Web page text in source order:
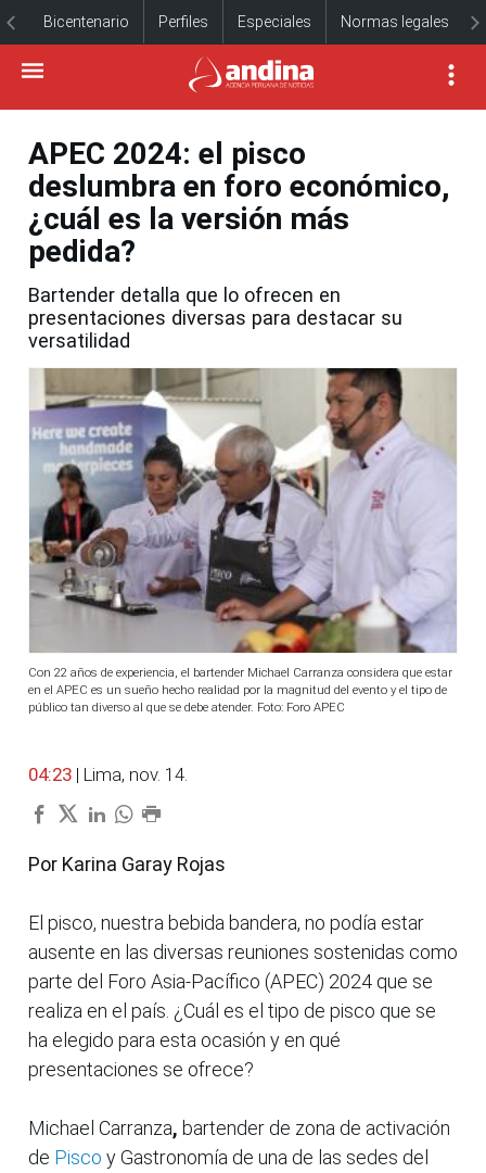
Bicentenario Perfiles Especiales Normas legales
APEC 2024: el pisco
deslumbra en foro económico,
¿cuál es la versión más
pedida?
Bartender detalla que lo ofrecen en
presentaciones diversas para destacar su
versatilidad
Con 22 años de experiencia, el bartender Michael Carranza considera que estar
en el APEC es un sueño hecho realidad por la magnitud del evento y el tipo de
público tan diverso al que se debe atender. Foto: Foro APEC
04:23 | Lima, nov. 14.
Por Karina Garay Rojas
El pisco, nuestra bebida bandera, no podía estar
ausente en las diversas reuniones sostenidas como
parte del Foro Asia-Pacífico (APEC) 2024 que se
realiza en el país. ¿Cuál es el tipo de pisco que se
ha elegido para esta ocasión y en qué
presentaciones se ofrece?
Michael Carranza, bartender de zona de activación
de Pisco y Gastronomía de una de las sedes del